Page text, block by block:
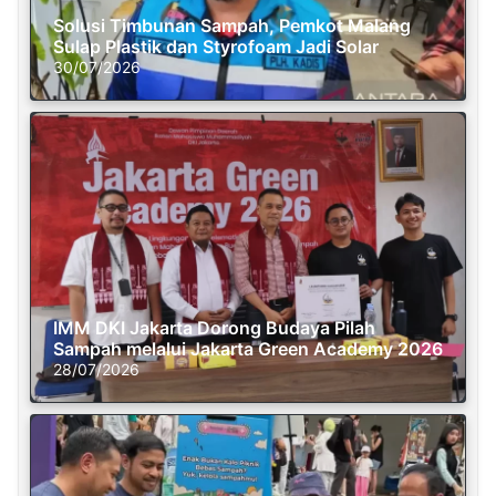
Solusi Timbunan Sampah, Pemkot Malang
Sulap Plastik dan Styrofoam Jadi Solar
30/07/2026
IMM DKI Jakarta Dorong Budaya Pilah
Sampah melalui Jakarta Green Academy 2026
28/07/2026